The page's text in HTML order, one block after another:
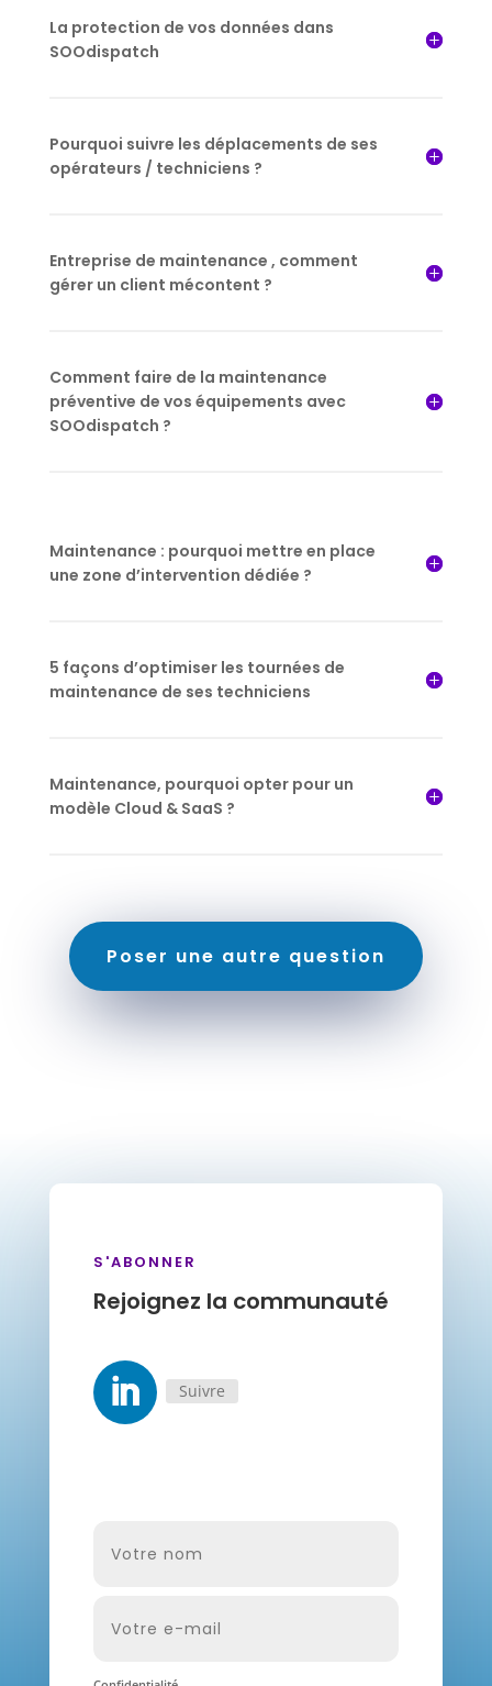
La protection de vos données dans
SOOdispatch
Pourquoi suivre les déplacements de ses
opérateurs / techniciens ?
Entreprise de maintenance , comment
gérer un client mécontent ?
Comment faire de la maintenance
préventive de vos équipements avec
SOOdispatch ?
Maintenance : pourquoi mettre en place
une zone d’intervention dédiée ?
5 façons d’optimiser les tournées de
maintenance de ses techniciens
Maintenance, pourquoi opter pour un
modèle Cloud & SaaS ?
Poser une autre question
S'ABONNER
Rejoignez la communauté
Suivre